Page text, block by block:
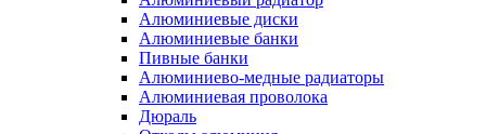
Алюминиевые диски
Алюминиевые банки
Пивные банки
Алюминиево-медные радиаторы
Алюминиевая проволока
Дюраль